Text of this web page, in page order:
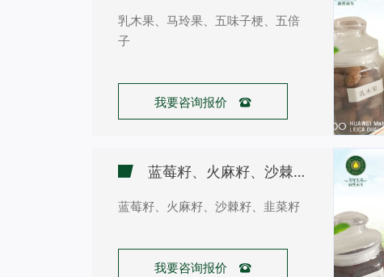
乳木果、马玲果、五味子梗、五倍
子
我要咨询报价 
蓝莓籽、火麻籽、沙棘籽、韭菜籽
蓝莓籽、火麻籽、沙棘籽、韭菜籽
我要咨询报价 